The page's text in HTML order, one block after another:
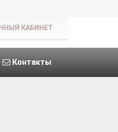
Контакты
КАБИНЕТ